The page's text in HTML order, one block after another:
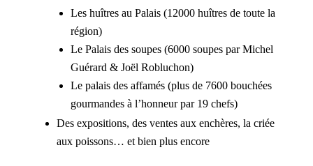
Les huîtres au Palais (12000 huîtres de toute la
région)
Le Palais des soupes (6000 soupes par Michel
Guérard & Joël Robluchon)
Le palais des affamés (plus de 7600 bouchées
gourmandes à l’honneur par 19 chefs)
Des expositions, des ventes aux enchères, la criée
aux poissons… et bien plus encore